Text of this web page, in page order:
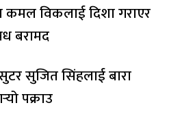
कमल विकलाई दिशा गराएर
बरामद
सुजित सिंहलाई बारा
पक्राउ